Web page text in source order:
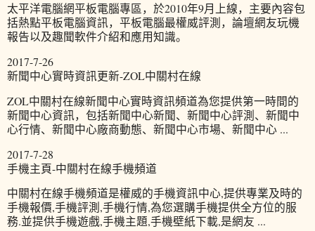
太平洋電腦網平板電腦專區，於2010年9月上線，主要內容包
括熱點平板電腦資訊，平板電腦最權威評測，論壇網友玩機
報告以及趣聞軟件介紹和應用知識。
2017-7-26
新聞中心實時資訊更新-ZOL中關村在線
ZOL中關村在線新聞中心實時資訊頻道為您提供第一時間的
新聞中心資訊，包括新聞中心新聞、新聞中心評測、新聞中
心行情、新聞中心廠商動態、新聞中心市場、新聞中心 ...
2017-7-28
手機主頁-中關村在線手機頻道
中關村在線手機頻道是權威的手機資訊中心,提供專業及時的
手機報價,手機評測,手機行情,為您選購手機提供全方位的服
務.並提供手機遊戲,手機主題,手機壁紙下載,是網友 ...